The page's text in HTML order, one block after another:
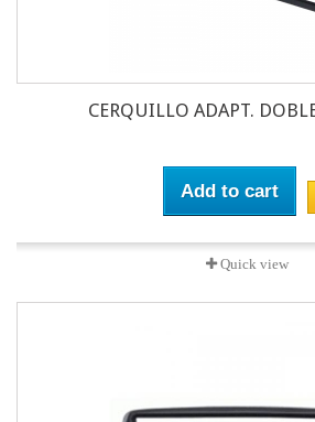
CERQUILLO ADAPT.
Add to cart
Quick view